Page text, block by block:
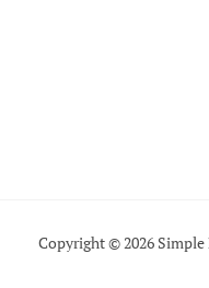
Copyright © 2026